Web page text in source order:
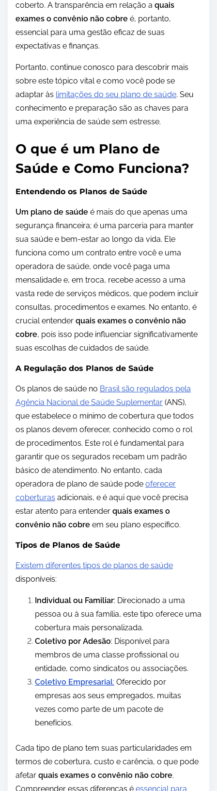
coberto. A transparência em relação a quais
exames o convênio não cobre é, portanto,
essencial para uma gestão eficaz de suas
expectativas e finanças.
Portanto, continue conosco para descobrir mais
sobre este tópico vital e como você pode se
adaptar às limitações do seu plano de saúde. Seu
conhecimento e preparação são as chaves para
uma experiência de saúde sem estresse.
O que é um Plano de
Saúde e Como Funciona?
Entendendo os Planos de Saúde
Um plano de saúde é mais do que apenas uma
segurança financeira; é uma parceria para manter
sua saúde e bem-estar ao longo da vida. Ele
funciona como um contrato entre você e uma
operadora de saúde, onde você paga uma
mensalidade e, em troca, recebe acesso a uma
vasta rede de serviços médicos, que podem incluir
consultas, procedimentos e exames. No entanto, é
crucial entender quais exames o convênio não
cobre, pois isso pode influenciar significativamente
suas escolhas de cuidados de saúde.
A Regulação dos Planos de Saúde
Os planos de saúde no Brasil são regulados pela
Agência Nacional de Saúde Suplementar (ANS),
que estabelece o mínimo de cobertura que todos
os planos devem oferecer, conhecido como o rol
de procedimentos. Este rol é fundamental para
garantir que os segurados recebam um padrão
básico de atendimento. No entanto, cada
operadora de plano de saúde pode oferecer
coberturas adicionais, e é aqui que você precisa
estar atento para entender quais exames o
convênio não cobre em seu plano específico.
Tipos de Planos de Saúde
Existem diferentes tipos de planos de saúde
disponíveis:
Individual ou Familiar: Direcionado a uma
pessoa ou à sua família, este tipo oferece uma
cobertura mais personalizada.
Coletivo por Adesão: Disponível para
membros de uma classe profissional ou
entidade, como sindicatos ou associações.
Coletivo Empresarial: Oferecido por
empresas aos seus empregados, muitas
vezes como parte de um pacote de
benefícios.
Cada tipo de plano tem suas particularidades em
termos de cobertura, custo e carência, o que pode
afetar quais exames o convênio não cobre.
Compreender essas diferenças é essencial para